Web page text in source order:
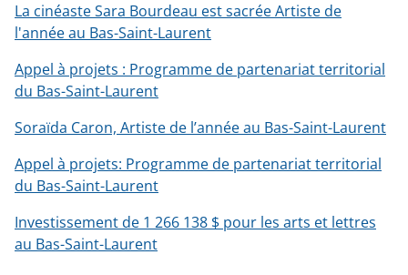
La cinéaste Sara Bourdeau est sacrée Artiste de
l'année au Bas-Saint-Laurent
Appel à projets : Programme de partenariat territorial
du Bas-Saint-Laurent
Soraïda Caron, Artiste de l’année au Bas-Saint-Laurent
Appel à projets: Programme de partenariat territorial
du Bas-Saint-Laurent
Investissement de 1 266 138 $ pour les arts et lettres
au Bas-Saint-Laurent